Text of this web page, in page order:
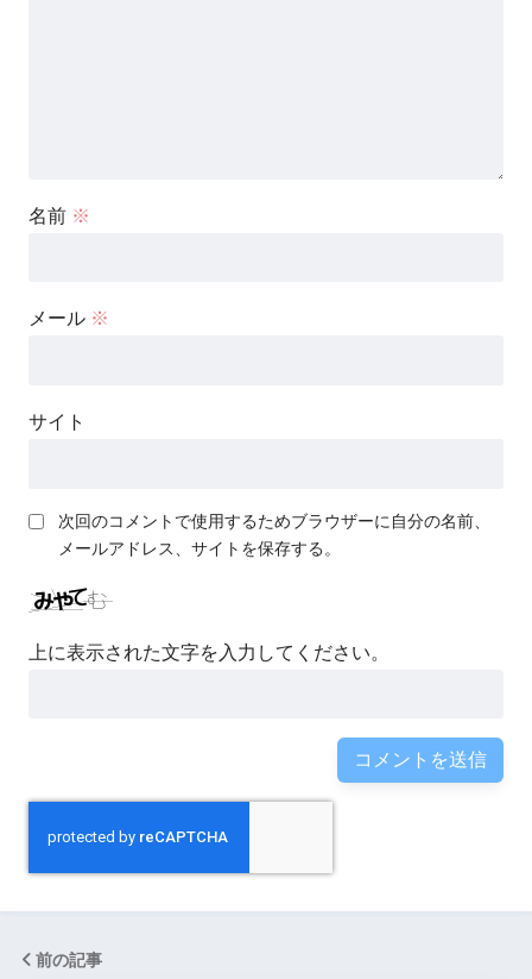
名前 ※
メール ※
サイト
次回のコメントで使用するためブラウザーに自分の名前、
メールアドレス、サイトを保存する。
上に表示された文字を入力してください。
前の記事